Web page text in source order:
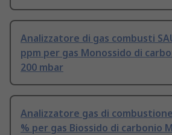
Analizzatore di gas combusti
ppm per gas Monossido di
200 mbar
Analizzatore gas di
% per gas Biossido di carbonio